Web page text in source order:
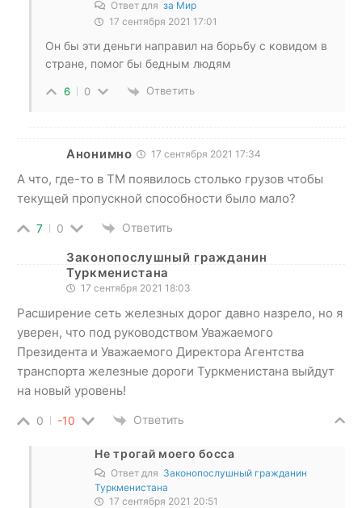
Ответ для за Мир
17 сентября 2021 17:01
Он бы эти деньги направил на борьбу с ковидом в
стране, помог бы бедным людям
6 0 Ответить
Анонимно 17 сентября 2021 17:34
А что, где-то в ТМ появилось столько грузов чтобы
текущей пропускной способности было мало?
7 0 Ответить
Законопослушный гражданин
Туркменистана
17 сентября 2021 18:03
Расширение сеть железных дорог давно назрело, но я
уверен, что под руководством Уважаемого
Президента и Уважаемого Директора Агентства
транспорта железные дороги Туркменистана выйдут
на новый уровень!
0 -10 Ответить
Не трогай моего босса
Ответ для Законопослушный гражданин
Туркменистана
17 сентября 2021 20:51